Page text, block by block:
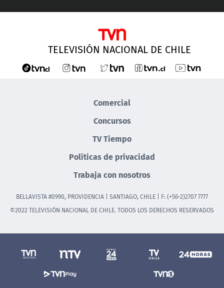
TELEVISIÓN NACIONAL DE CHILE
Comercial
Concursos
TV Tiempo
Políticas de privacidad
Trabaja con nosotros
BELLAVISTA #0990, PROVIDENCIA | SANTIAGO, CHILE | F: (+56-2)2707 7777
©2022 TELEVISIÓN NACIONAL DE CHILE. TODOS LOS DERECHOS RESERVADOS